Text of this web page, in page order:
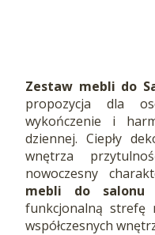
Zestaw mebli do
propozycja dla
wykończenie i
dziennej. Ciepły
wnętrza
nowoczesny
mebli do salonu
funkcjonalną strefę
współczesnych